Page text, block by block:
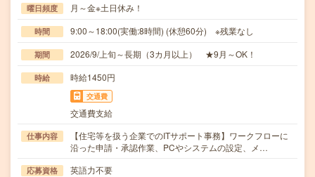
曜日頻度 月～金※土日休み！
時間 9:00～18:00(実働:8時間) (休憩60分) ※残業なし
期間 2026/9/上旬～長期（3カ月以上） ★9月～OK！
時給 時給1450円
交通費
交通費支給
仕事内容
【住宅等を扱う企業でのITサポート事務】ワークフローに
沿った申請・承認作業、PCやシステムの設定、メ…
応募資格
英語力不要